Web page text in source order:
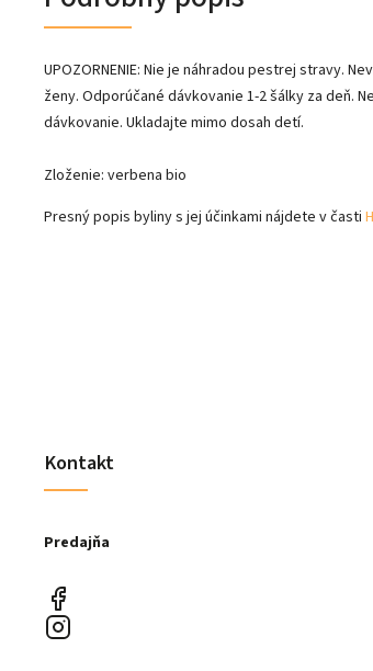
UPOZORNENIE: Nie je náhradou pestrej stravy.
ženy. Odporúčané dávkovanie 1-2 šálky za deň.
dávkovanie. Ukladajte mimo dosah detí.
Zloženie: verbena bio
Presný popis byliny s jej účinkami nájdete v časti
Kontakt
Predajňa